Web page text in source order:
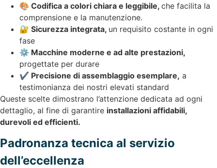
🎨 Codifica a colori chiara e leggibile, che facilita la
comprensione e la manutenzione.
🔐 Sicurezza integrata, un requisito costante in ogni
fase
⚙️ Macchine moderne e ad alte prestazioni,
progettate per durare
✔️ Precisione di assemblaggio esemplare, a
testimonianza dei nostri elevati standard
Queste scelte dimostrano l’attenzione dedicata ad ogni
dettaglio, al fine di garantire installazioni affidabili,
durevoli ed efficienti.
Padronanza tecnica al servizio
dell’eccellenza